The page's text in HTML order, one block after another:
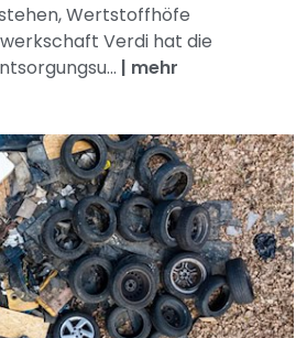
Wertstoffhöfe
Verdi hat die
| mehr